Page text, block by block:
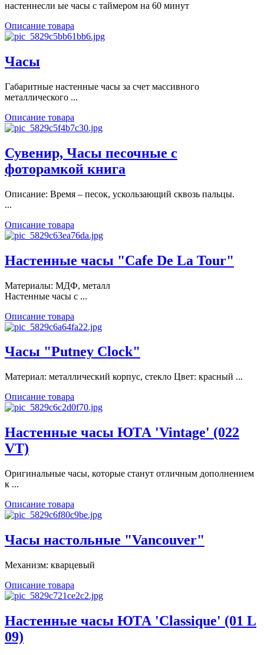
настеннесли ые часы с таймером на 60 минут
Описание товара
Часы
Габаритные настенные часы за счет массивного
металлического ...
Описание товара
Сувенир, Часы песочные с
фоторамкой книга
Описание: Время – песок, ускользающий сквозь пальцы.
...
Описание товара
Настенные часы "Cafe De La Tour"
Материалы: МДФ, металл
Настенные часы с ...
Описание товара
Часы "Putney Clock"
Материал: металлический корпус, стекло Цвет: красный ...
Описание товара
Настенные часы ЮТА 'Vintage' (022
VT)
Оригинальные часы, которые станут отличным дополнением
к ...
Описание товара
Часы настольные "Vancouver"
Механизм: кварцевый
Описание товара
Настенные часы ЮТА 'Classique' (01 L
09)